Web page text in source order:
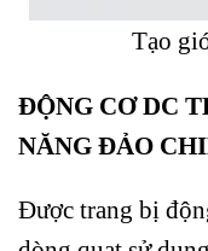
Tạo
ĐỘNG CƠ DC
NĂNG ĐẢO
Được trang bị